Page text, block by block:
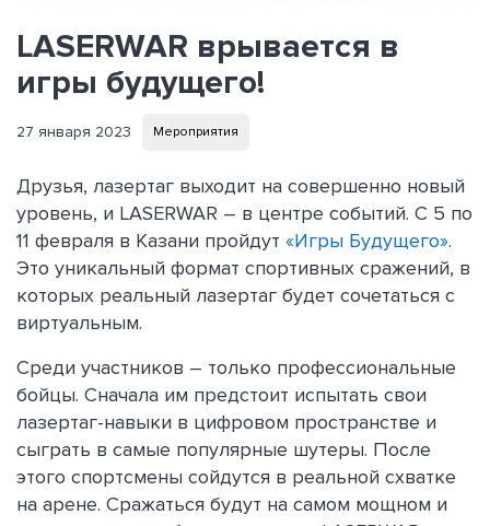
LASERWAR врывается в
игры будущего!
27 января 2023 Мероприятия
Друзья, лазертаг выходит на совершенно новый
уровень, и LASERWAR – в центре событий. С 5 по
11 февраля в Казани пройдут «Игры Будущего».
Это уникальный формат спортивных сражений, в
которых реальный лазертаг будет сочетаться с
виртуальным.
Среди участников – только профессиональные
бойцы. Сначала им предстоит испытать свои
лазертаг-навыки в цифровом пространстве и
сыграть в самые популярные шутеры. После
этого спортсмены сойдутся в реальной схватке
на арене. Сражаться будут на самом мощном и